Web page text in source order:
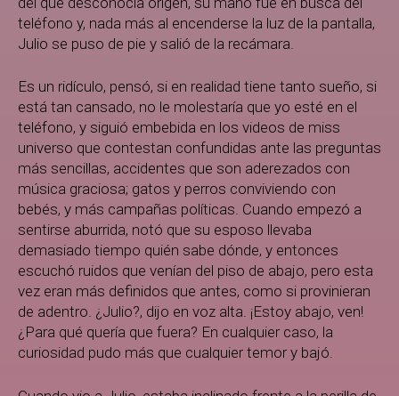
teléfono y, nada más al encenderse la luz de la pantalla,
Julio se puso de pie y salió de la recámara.
Es un ridículo, pensó, si en realidad tiene tanto sueño, si
está tan cansado, no le molestaría que yo esté en el
teléfono, y siguió embebida en los videos de miss
universo que contestan confundidas ante las preguntas
más sencillas, accidentes que son aderezados con
música graciosa; gatos y perros conviviendo con
bebés, y más campañas políticas. Cuando empezó a
sentirse aburrida, notó que su esposo llevaba
demasiado tiempo quién sabe dónde, y entonces
escuchó ruidos que venían del piso de abajo, pero esta
vez eran más definidos que antes, como si provinieran
de adentro. ¿Julio?, dijo en voz alta. ¡Estoy abajo, ven!
¿Para qué quería que fuera? En cualquier caso, la
curiosidad pudo más que cualquier temor y bajó.